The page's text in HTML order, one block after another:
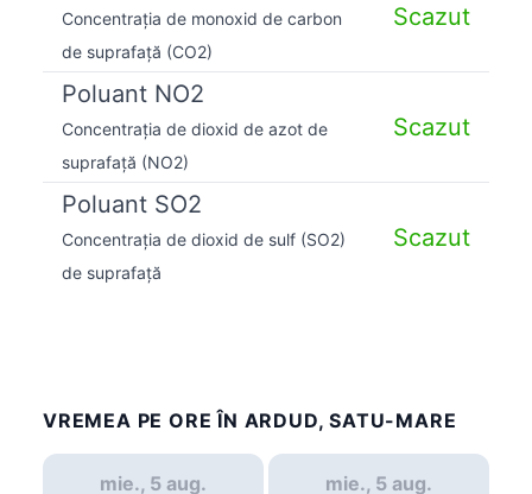
Concentrația de monoxid de carbon
de suprafață (CO2)
Scazut
Poluant NO2
Concentrația de dioxid de azot de
suprafață (NO2)
Scazut
Poluant SO2
Concentrația de dioxid de sulf (SO2)
de suprafață
Scazut
VREMEA PE ORE ÎN ARDUD, SATU-MARE
mie., 5 aug.
mie., 5 aug.